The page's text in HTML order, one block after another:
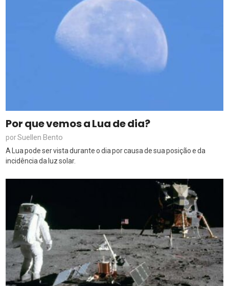
Por que vemos a Lua de dia?
porSuellen Bento
A Lua pode ser vista durante o dia por causa de sua posição e da
incidência da luz solar.